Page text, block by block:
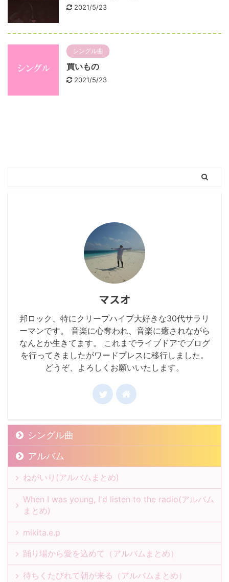
2021/5/23
シングル曲
買いもの
2021/5/23
マスオ
邦ロック、特にクリープハイプ大好きな30代サラリ
ーマンです。 音楽に心奪われ、音楽に癒されながら
なんとか生きてます。 これまでライブドアでブログ
を行ってきましたがワードプレスに移行しました。
どうぞ、よろしくお願いいたします。
シングル曲
アルバム
ねがいり(アルバムまとめ)
When I was young, I'd listen to the radio(アルバム
まとめ)
mikita.e.p
踊り場から愛を込めて（アルバムまとめ）
待ちくたびれて朝が来る（アルバムまとめ）